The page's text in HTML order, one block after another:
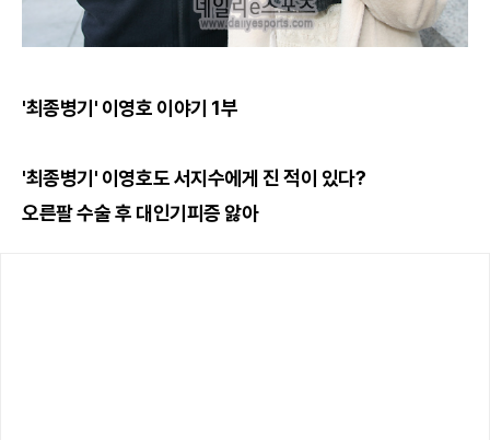
'최종병기' 이영호 이야기 1부
'최종병기' 이영호도 서지수에게 진 적이 있다?
오른팔 수술 후 대인기피증 앓아